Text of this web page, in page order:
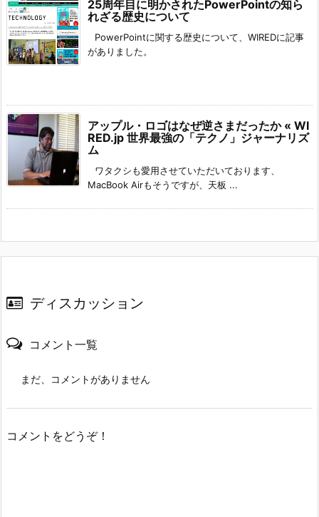
25周年目に明かされたPowerPointの知ら
れざる歴史について
PowerPointに関する歴史について、WIREDに記事
がありました。
アップル・ロゴはなぜ逆さまだったか « WI
RED.jp 世界最強の「テクノ」ジャーナリズ
ム
ワタクシも愛用させていただいております、
MacBook Airもそうですが、天板 ...
ディスカッション
コメント一覧
まだ、コメントがありません
コメントをどうぞ！